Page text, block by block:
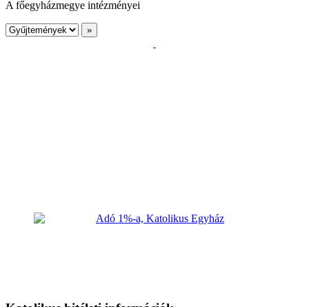
A főegyházmegye intézményei